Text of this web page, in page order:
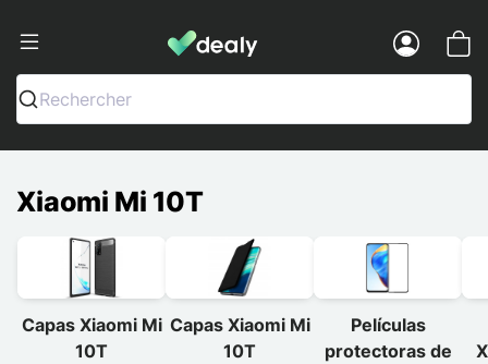
Dealy - Capas e acessórios para
Rechercher
Xiaomi Mi 10T
Capas Xiaomi Mi
10T
Capas Xiaomi Mi
10T
Películas
protectoras de